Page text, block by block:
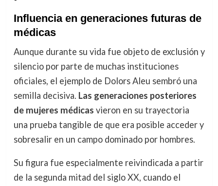
Influencia en generaciones futuras de
médicas
Aunque durante su vida fue objeto de exclusión y
silencio por parte de muchas instituciones
oficiales, el ejemplo de Dolors Aleu sembró una
semilla decisiva. Las generaciones posteriores
de mujeres médicas vieron en su trayectoria
una prueba tangible de que era posible acceder y
sobresalir en un campo dominado por hombres.
Su figura fue especialmente reivindicada a partir
de la segunda mitad del siglo XX, cuando el